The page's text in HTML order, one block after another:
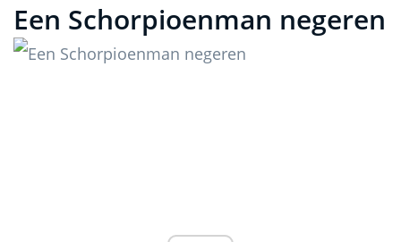
Een Schorpioenman negeren